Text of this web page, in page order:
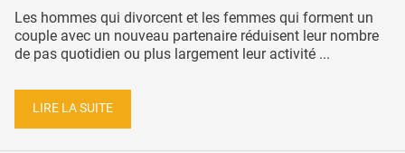
Les hommes qui divorcent et les femmes qui forment un
couple avec un nouveau partenaire réduisent leur nombre
de pas quotidien ou plus largement leur activité ...
LIRE LA SUITE